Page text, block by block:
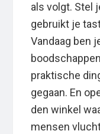
als volgt. Stel
gebruikt je
Vandaag ben
praktische
gegaan. En
den winkel
mensen